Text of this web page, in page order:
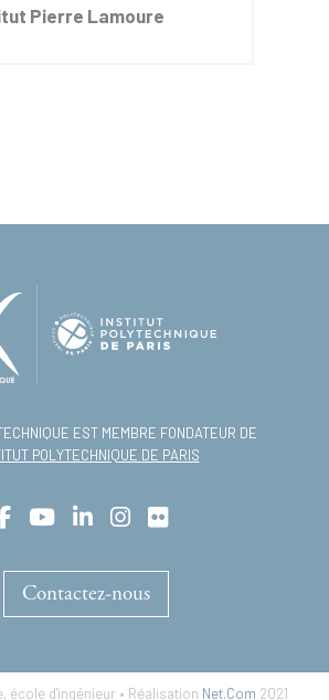
Pierre Lamoure
EST MEMBRE FONDATEUR DE
POLYTECHNIQUE DE PARIS
Contactez-nous
école d'ingénieur • Réalisation Net.Com 2021